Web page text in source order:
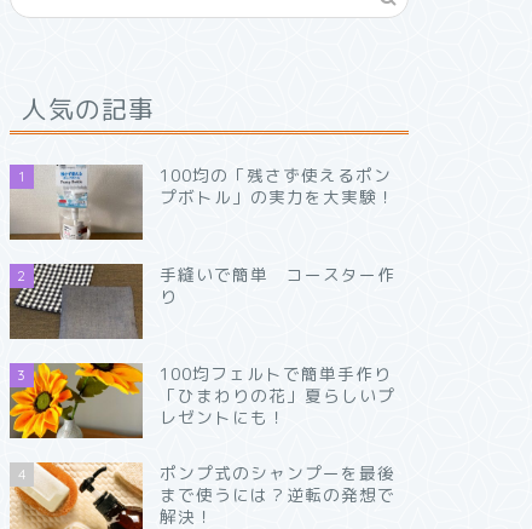
人気の記事
1
100均の「残さず使えるポン
プボトル」の実力を大実験！
2
手縫いで簡単 コースター作
り
3
100均フェルトで簡単手作り
「ひまわりの花」夏らしいプ
レゼントにも！
4
ポンプ式のシャンプーを最後
まで使うには？逆転の発想で
解決！